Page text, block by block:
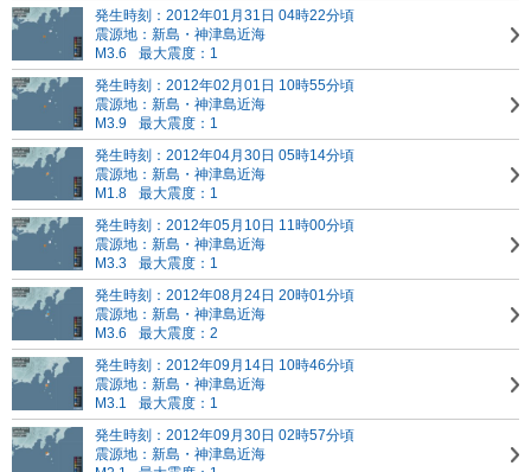
発生時刻：2012年01月31日 04時22分頃
震源地：新島・神津島近海
M3.6
最大震度：1
発生時刻：2012年02月01日 10時55分頃
震源地：新島・神津島近海
M3.9
最大震度：1
発生時刻：2012年04月30日 05時14分頃
震源地：新島・神津島近海
M1.8
最大震度：1
発生時刻：2012年05月10日 11時00分頃
震源地：新島・神津島近海
M3.3
最大震度：1
発生時刻：2012年08月24日 20時01分頃
震源地：新島・神津島近海
M3.6
最大震度：2
発生時刻：2012年09月14日 10時46分頃
震源地：新島・神津島近海
M3.1
最大震度：1
発生時刻：2012年09月30日 02時57分頃
震源地：新島・神津島近海